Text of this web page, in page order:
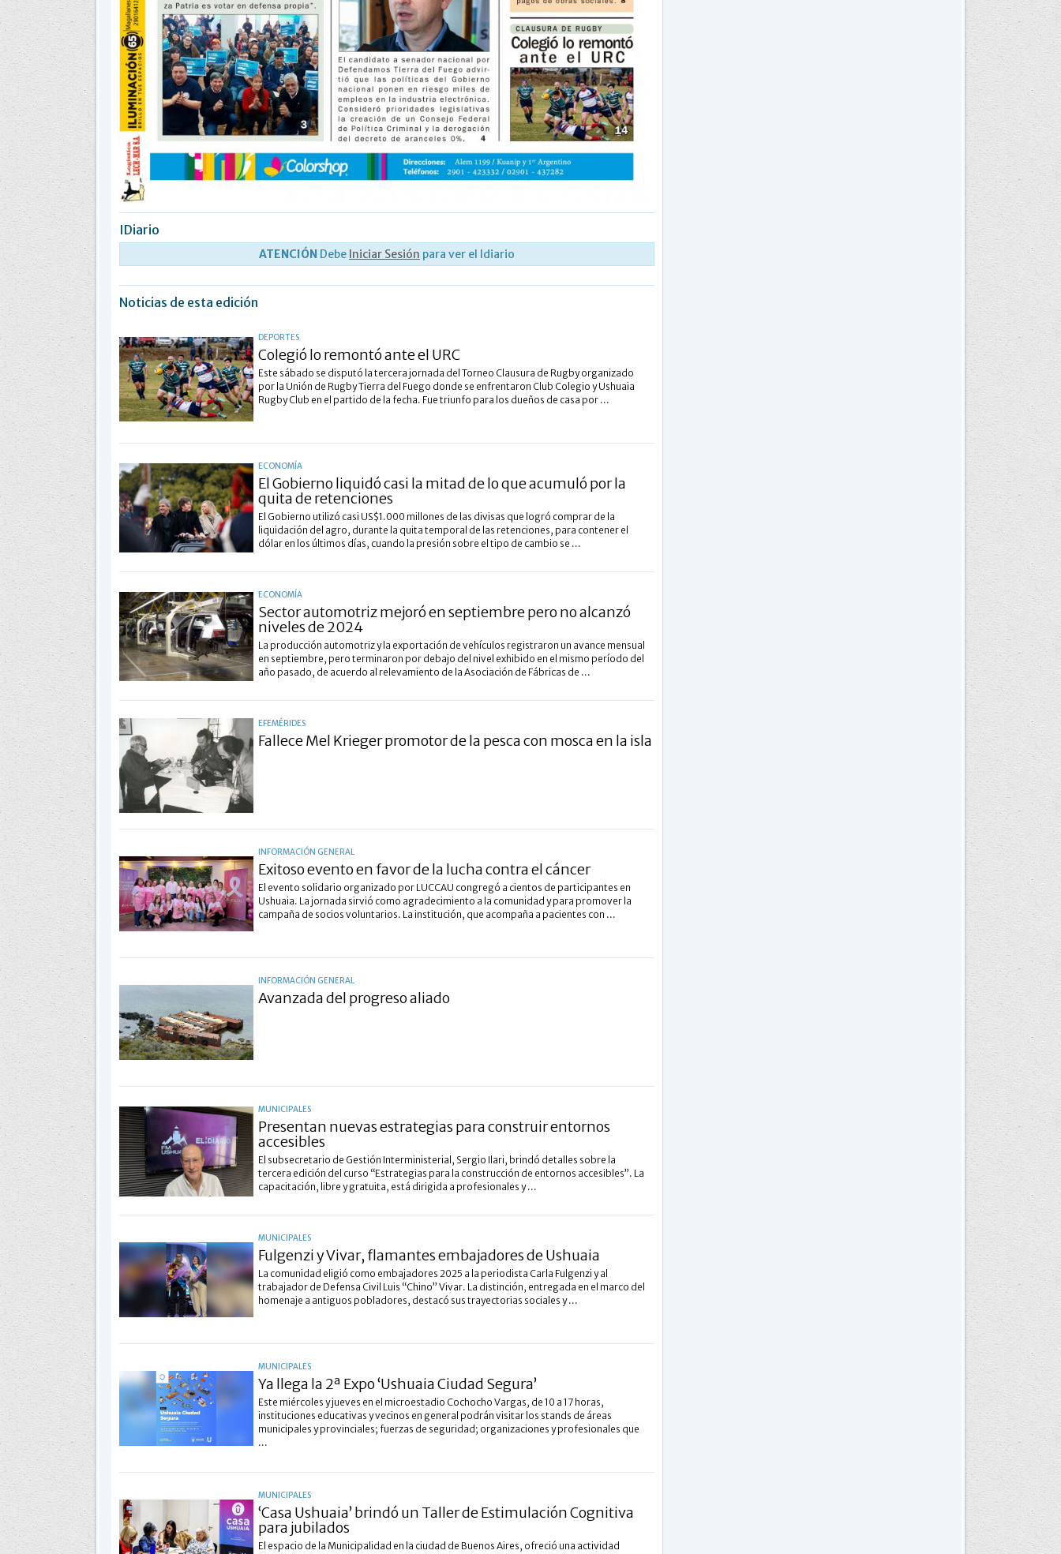
IDiario
ATENCIÓN Debe Iniciar Sesión para ver el Idiario
Noticias de esta edición
DEPORTES
Colegió lo remontó ante el URC
Este sábado se disputó la tercera jornada del Torneo Clausura de Rugby organizado
por la Unión de Rugby Tierra del Fuego donde se enfrentaron Club Colegio y Ushuaia
Rugby Club en el partido de la fecha. Fue triunfo para los dueños de casa por ...
ECONOMÍA
El Gobierno liquidó casi la mitad de lo que acumuló por la
quita de retenciones
El Gobierno utilizó casi US$1.000 millones de las divisas que logró comprar de la
liquidación del agro, durante la quita temporal de las retenciones, para contener el
dólar en los últimos días, cuando la presión sobre el tipo de cambio se ...
ECONOMÍA
Sector automotriz mejoró en septiembre pero no alcanzó
niveles de 2024
La producción automotriz y la exportación de vehículos registraron un avance mensual
en septiembre, pero terminaron por debajo del nivel exhibido en el mismo período del
año pasado, de acuerdo al relevamiento de la Asociación de Fábricas de ...
EFEMÉRIDES
Fallece Mel Krieger promotor de la pesca con mosca en la isla
INFORMACIÓN GENERAL
Exitoso evento en favor de la lucha contra el cáncer
El evento solidario organizado por LUCCAU congregó a cientos de participantes en
Ushuaia. La jornada sirvió como agradecimiento a la comunidad y para promover la
campaña de socios voluntarios. La institución, que acompaña a pacientes con ...
INFORMACIÓN GENERAL
Avanzada del progreso aliado
MUNICIPALES
Presentan nuevas estrategias para construir entornos
accesibles
El subsecretario de Gestión Interministerial, Sergio Ilari, brindó detalles sobre la
tercera edición del curso “Estrategias para la construcción de entornos accesibles”. La
capacitación, libre y gratuita, está dirigida a profesionales y ...
MUNICIPALES
Fulgenzi y Vivar, flamantes embajadores de Ushuaia
La comunidad eligió como embajadores 2025 a la periodista Carla Fulgenzi y al
trabajador de Defensa Civil Luis “Chino” Vivar. La distinción, entregada en el marco del
homenaje a antiguos pobladores, destacó sus trayectorias sociales y ...
MUNICIPALES
Ya llega la 2ª Expo ‘Ushuaia Ciudad Segura’
Este miércoles y jueves en el microestadio Cochocho Vargas, de 10 a 17 horas,
instituciones educativas y vecinos en general podrán visitar los stands de áreas
municipales y provinciales; fuerzas de seguridad; organizaciones y profesionales que
...
MUNICIPALES
‘Casa Ushuaia’ brindó un Taller de Estimulación Cognitiva
para jubilados
El espacio de la Municipalidad en la ciudad de Buenos Aires, ofreció una actividad